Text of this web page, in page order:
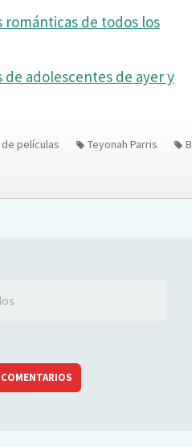
románticas de todos los
de adolescentes de ayer y
películas Teyonah Parris